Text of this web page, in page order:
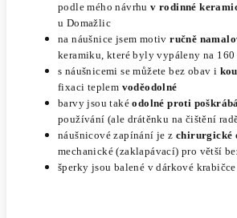
podle mého návrhuv rodinné
u Domažlic
na náušnice jsem motivručně
keramiku, které byly vypáleny na 160
s náušnicemi se můžete bez obav i
fixaci teplem voděodolné
barvy jsou takéodolné proti
používání (ale drátěnku na čištění
náušnicové zapínání je z chirurgické
mechanické (zaklapávací) pro větší
šperky jsou balené v dárkové krabičce